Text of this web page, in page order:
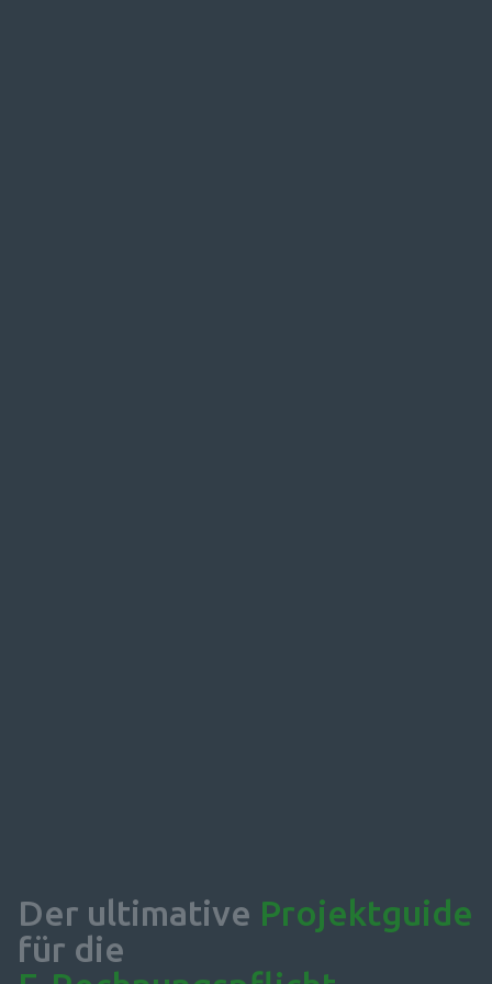
Der ultimative Projektguide